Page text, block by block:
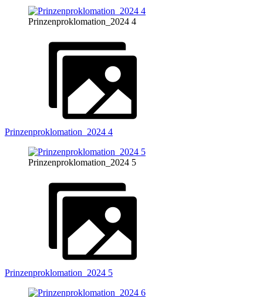
Prinzenproklomation_2024 4
Prinzenproklomation_2024 4
Prinzenproklomation_2024 5
Prinzenproklomation_2024 5